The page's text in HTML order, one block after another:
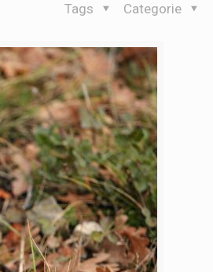
Categorie
Tags